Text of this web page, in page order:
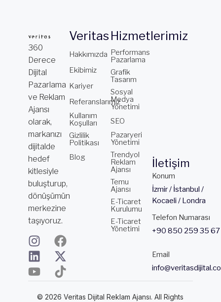
360
Derece
Dijital
Pazarlama
ve Reklam
Ajansı
olarak,
markanızı
dijitalde
hedef
kitlesiyle
buluşturup,
dönüşümün
merkezine
taşıyoruz.
I
n
s
t
F
a
c
e
L
i
n
k
X
-
t
w
Y
o
u
t
T
i
k
t
Veritas
Hakkımızda
Ekibimiz
Kariyer
Referanslarımız
Kullanım
Koşulları
Gizlilik
Politikası
Blog
Hizmetlerimiz
Performans
Pazarlama
Grafik
Tasarım
Sosyal
Medya
Yönetimi
SEO
Pazaryeri
Yönetimi
Trendyol
Reklam
Ajansı
Temu
Ajansı
E-Ticaret
Kurulumu
E-Ticaret
Yönetimi
Konum
İzmir / İstanbul /
Kocaeli / Londra
Telefon Numarası
+90 850 259 35 67
Email
İletişim
© 2026 Veritas Dijital Reklam Ajansı. All Rights